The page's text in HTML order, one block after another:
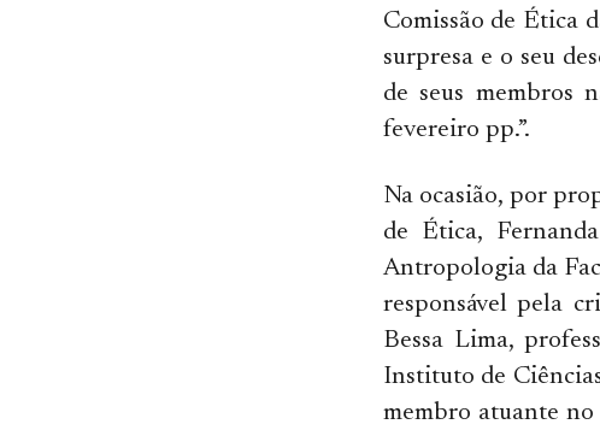
Comissão de Ética
surpresa e o seu
de seus membros
fevereiro pp.”.
Na ocasião, por
de Ética,
Antropologia da
responsável pela
Bessa Lima,
Instituto de
membro atuante